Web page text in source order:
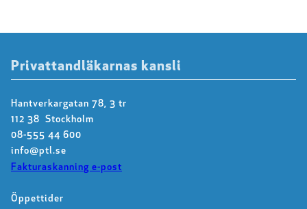
Privattandläkarnas kansli
Hantverkargatan 78, 3 tr
112 38 Stockholm
08-555 44 600
info@ptl.se
Fakturaskanning e-post
Öppettider